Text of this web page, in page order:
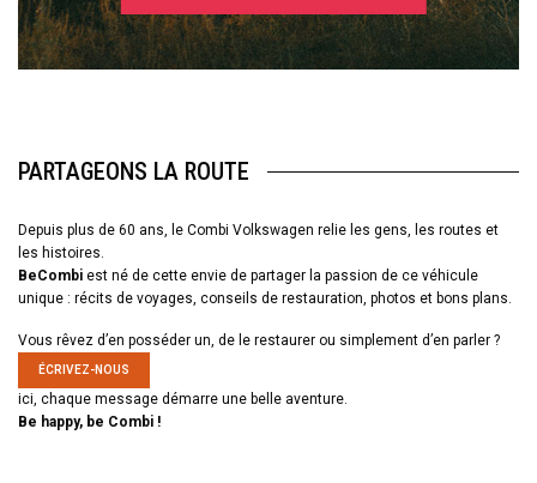
PARTAGEONS LA ROUTE
Depuis plus de 60 ans, le Combi Volkswagen relie les gens, les routes et
les histoires.
BeCombi est né de cette envie de partager la passion de ce véhicule
unique : récits de voyages, conseils de restauration, photos et bons plans.
Vous rêvez d’en posséder un, de le restaurer ou simplement d’en parler ?
ÉCRIVEZ-NOUS
ici, chaque message démarre une belle aventure.
Be happy, be Combi !